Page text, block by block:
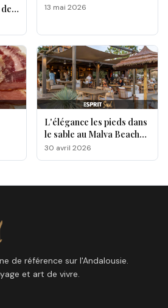
d’authenticité
13 mai 2026
L'élégance les pieds dans
le sable au Malva Beach
by Txema Palacio
30 avril 2026
de référence sur l'Andalousie.
et art de vivre.